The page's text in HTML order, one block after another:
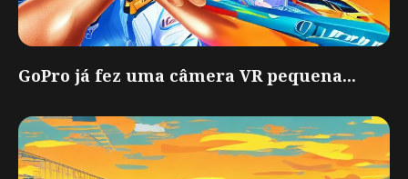
GoPro já fez uma câmera VR pequena...